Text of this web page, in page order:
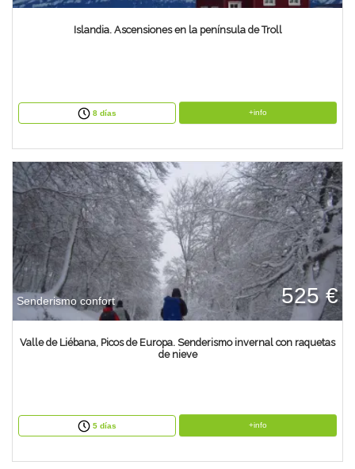
Islandia. Ascensiones en la península de Troll
8 días +info
Senderismo confort 525 €
Valle de Liébana, Picos de Europa. Senderismo invernal con raquetas
de nieve
5 días +info